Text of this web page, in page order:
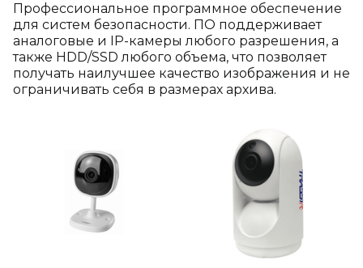
Профессиональное программное обеспечение
для систем безопасности. ПО поддерживает
аналоговые и IP-камеры любого разрешения, а
также HDD/SSD любого объема, что позволяет
получать наилучшее качество изображения и не
ограничивать себя в размерах архива.